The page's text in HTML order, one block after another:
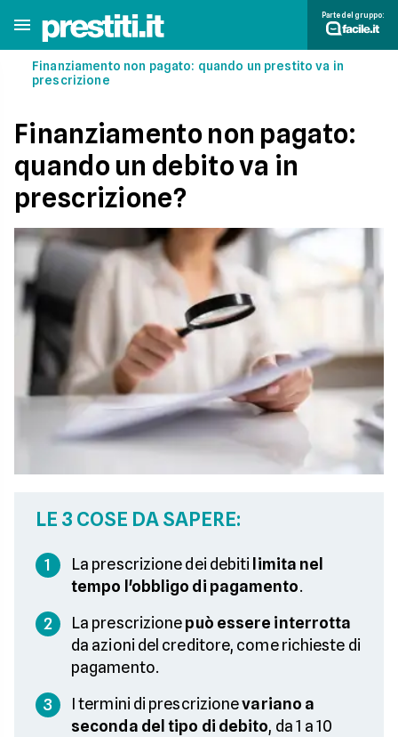
Parte del gruppo:
Finanziamento non pagato: quando un prestito va in
prescrizione
Finanziamento non pagato:
quando un debito va in
prescrizione?
LE 3 COSE DA SAPERE:
1 La prescrizione dei debiti limita nel
tempo l'obbligo di pagamento.
2 La prescrizionepuò essere interrotta
da azioni del creditore, come richieste di
pagamento.
3 I termini di prescrizionevariano a
seconda del tipo di debito, da 1 a 10